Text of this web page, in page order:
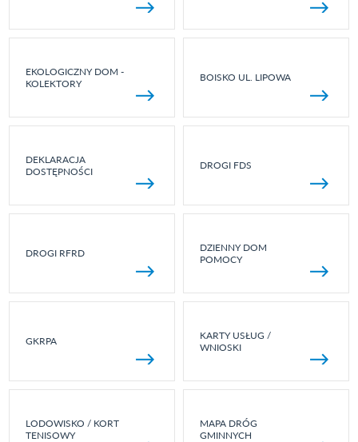
EKOLOGICZNY DOM -
KOLEKTORY
BOISKO UL. LIPOWA
DEKLARACJA
DOSTĘPNOŚCI
DROGI FDS
DROGI RFRD
DZIENNY DOM
POMOCY
GKRPA
KARTY USŁUG /
WNIOSKI
LODOWISKO / KORT
TENISOWY
MAPA DRÓG
GMINNYCH